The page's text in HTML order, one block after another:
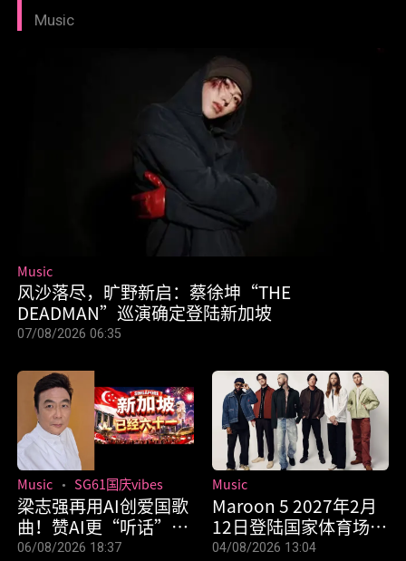
Music
风沙落尽，旷野新启：蔡徐坤“THE
DEADMAN”巡演确定登陆新加坡
Music
07/08/2026 06:35
梁志强再用AI创爱国歌
曲！赞AI更“听话”，
创作快很多
Music SG61国庆vibes
06/08/2026 18:37
Maroon 5 2027年2月
12日登陆国家体育场！
8月11日抢先开票
Music
04/08/2026 13:04